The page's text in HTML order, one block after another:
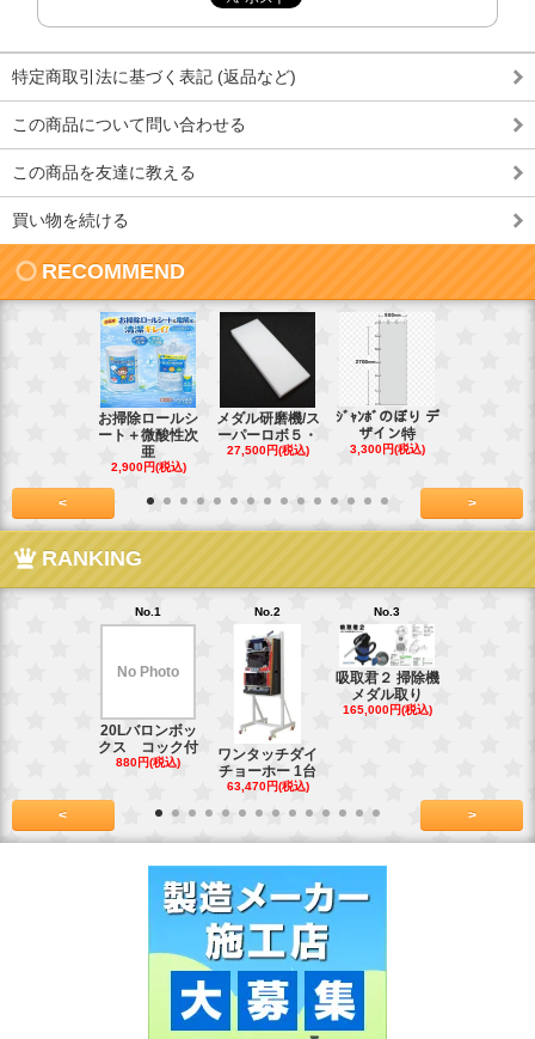
特定商取引法に基づく表記 (返品など)
この商品について問い合わせる
この商品を友達に教える
買い物を続ける
RECOMMEND
お掃除ロールシ
ート＋微酸性次
亜
2,900円(税込)
メダル研磨機/ス
ーパーロボ５・
27,500円(税込)
ｼﾞｬﾝﾎﾞのぼり デ
ザイン特
3,300円(税込)
< >
RANKING
No.1
No Photo
20Lバロンボッ
クス コック付
880円(税込)
No.2
ワンタッチダイ
チョーホー 1台
63,470円(税込)
No.3
吸取君２ 掃除機
メダル取り
165,000円(税込)
< >